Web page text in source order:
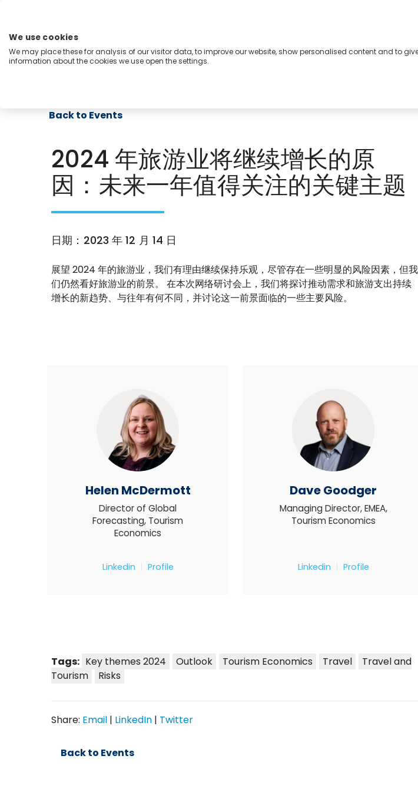
Menu
Back to Events
2024 年旅游业将继续增长的原
因：未来一年值得关注的关键主题
日期：2023 年 12 月 14 日
展望 2024 年的旅游业，我们有理由继续保持乐观，尽管存在一些明显的风险因素，但我
们仍然看好旅游业的前景。 在本次网络研讨会上，我们将探讨推动需求和旅游支出持续
增长的新趋势、与往年有何不同，并讨论这一前景面临的一些主要风险。
Helen McDermott
Director of Global
Forecasting, Tourism
Economics
Linkedin Profile
Dave Goodger
Managing Director, EMEA,
Tourism Economics
Linkedin Profile
Tags: Key themes 2024 Outlook Tourism Economics Travel
Travel and
Tourism
Risks
Share: Email | LinkedIn | Twitter
Back to Events
We use cookies
We may place these for analysis of our visitor data, to improve our website, show personalised content and to
information about the cookies we use open the settings.